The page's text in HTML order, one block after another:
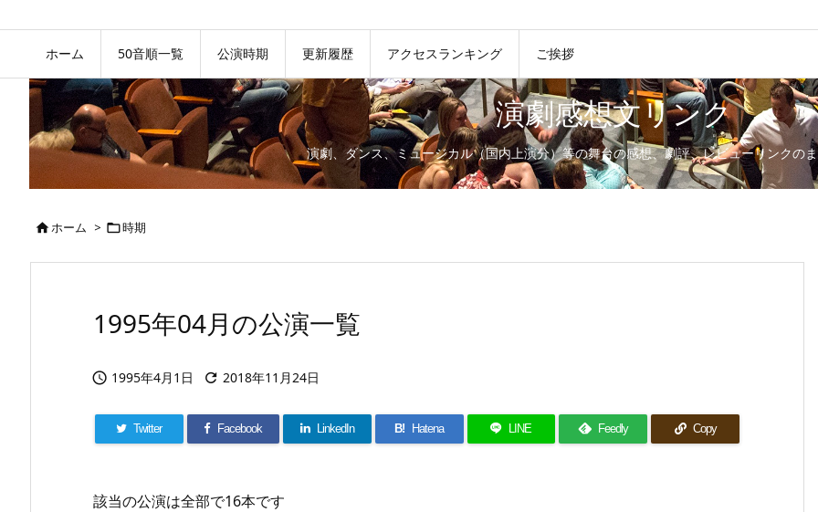
ホーム 50音順一覧 公演時期 更新履歴 アクセスランキング ご挨拶
演劇感想文リンク
演劇、ダンス、ミュージカル（国内上演分）等の舞台の感想、劇評、レビューリンクの
ホーム > 時期
1995年04月の公演一覧
 1995年4月1日  2018年11月24日
Twitter Facebook LinkedIn B! Hatena LINE Feedly Copy
該当の公演は全部で16本です